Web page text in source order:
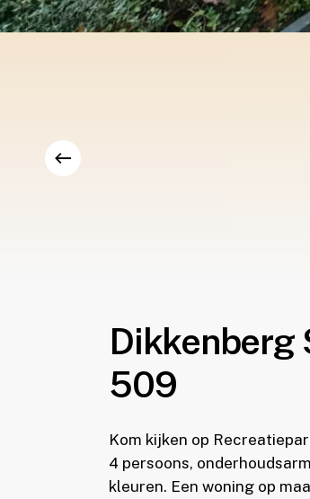
Dikkenberg
509
Kom kijken op
4 persoons,
kleuren. Een woning op